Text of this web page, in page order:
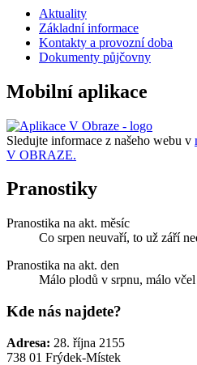
Aktuality
Základní informace
Kontakty a provozní doba
Dokumenty půjčovny
Mobilní aplikace
Sledujte informace z našeho webu v
V OBRAZE.
Pranostiky
Pranostika na akt. měsíc
Co srpen neuvaří, to už září
Pranostika na akt. den
Málo plodů v srpnu, málo včel
Kde nás najdete?
Adresa: 28. října 2155
738 01 Frýdek-Místek